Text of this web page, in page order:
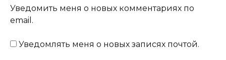
Уведомить меня о новых комментариях по
email.
Уведомлять меня о новых записях почтой.